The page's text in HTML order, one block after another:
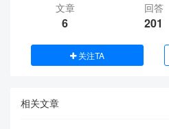
文章
6
回答
201
关注TA
相关文章